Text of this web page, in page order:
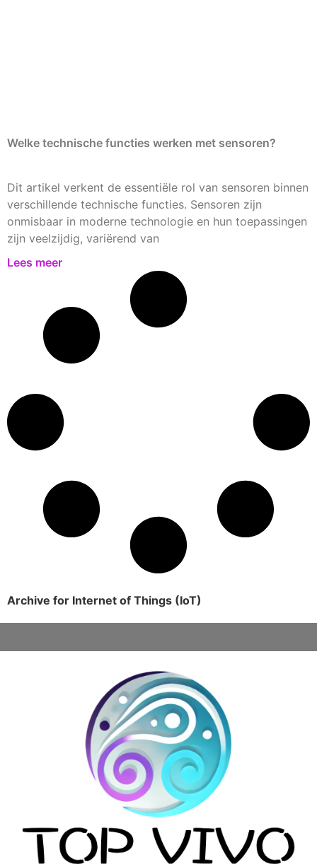
Welke technische functies werken met sensoren?
Dit artikel verkent de essentiële rol van sensoren binnen
verschillende technische functies. Sensoren zijn
onmisbaar in moderne technologie en hun toepassingen
zijn veelzijdig, variërend van
Lees meer
Archive for Internet of Things (IoT)